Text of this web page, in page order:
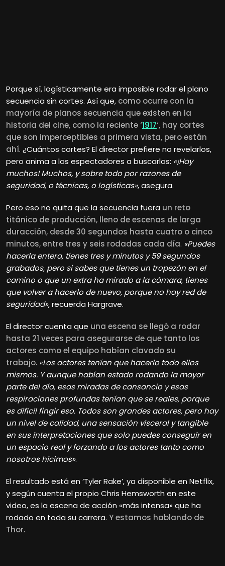
Porque sí, logísticamente era imposible rodar el plano
secuencia sin cortes. Así que, como ocurre con la
mayoría de planos secuencia que existen en la
historia del cine, como la reciente ‘1917‘, hay cortes
que son imperceptibles a primera vista, pero están
ahí. ¿Cuántos cortes? El director prefiere no revelarlos,
pero anima a los espectadores a buscarlos: «¡Hay
muchos! Muchos, y sobre todo por razones de
seguridad, o técnicas, o logísticas», asegura.
Pero eso no quita que la secuencia fuera un reto
titánico de producción, lleno de escenas de larga
duracción, desde 30 segundos hasta cuatro o cinco
minutos, entre tres y seis rodadas cada día. «Puedes
hacerla entera, tienes tres y minutos y 59 segundos
grabados, pero si sabes que tienes un tropezón en el
camino o que un extra ha mirado a la cámara, tienes
que volver a hacerlo de nuevo, porque no hay red de
seguridad», recuerda Hargrave.
El director cuenta que una escena se llegó a rodar
hasta 21 veces para asegurarse de que tanto los
actores como el equipo habían clavado su
trabajo. «Los actores tenían que hacerlo todo ellos
mismos. Y aunque habían estado rodando la mayor
parte del día, esas miradas de cansancio y esas
respiraciones profundas tenían que se reales, porque
es difícil fingir eso. Todos son grandes actores, pero hay
un nivel de calidad, una sensación visceral y tangible
en sus interpretaciones que solo puedes conseguir en
un espacio real y forzando a los actores tanto como
nosotros hicimos».
El resultado está en ‘Tyler Rake’, ya disponible en Netflix,
y según cuenta el propio Chris Hemsworth en este
video, es la escena de acción «más intensa» que ha
rodado en toda su carrera. Y estamos hablando de
Thor.